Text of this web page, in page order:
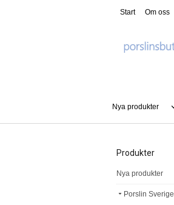
Start Om oss
Nya produkter
Produkter
Nya produkter
Porslin Sverige